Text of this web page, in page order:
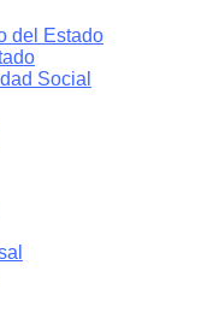
del Estado
Social